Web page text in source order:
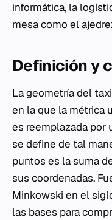
informática, la
mesa como el
Definición y
La geometría del
en la que la métrica
es reemplazada por
se define de tal
puntos es la suma
sus coordenadas.
Minkowski en el
las bases para